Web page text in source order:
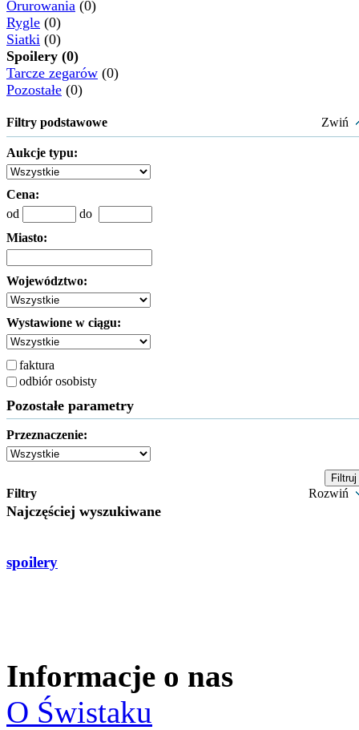
Orurowania (0)
Rygle (0)
Siatki (0)
Spoilery (0)
Tarcze zegarów (0)
Pozostałe (0)
Filtry podstawowe Zwiń
Aukcje typu:
Cena:
od
do
Miasto:
Województwo:
Wystawione w ciągu:
faktura
odbiór osobisty
Pozostałe parametry
Przeznaczenie:
Filtry Rozwiń
Najczęściej wyszukiwane
spoilery
Informacje o nas
O Świstaku